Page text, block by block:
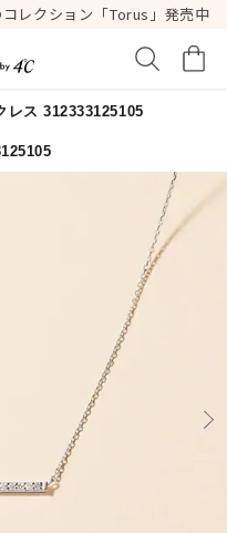
レクション「Torus」発売中
キーワードで検索する
cofl by ４℃
すべてのジュエリー
レス 312333125105